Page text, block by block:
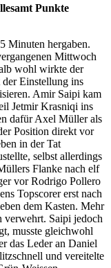
Punkte
Minuten hergaben.
Mittwoch
wohl wirkte der
Einstellung ins
Amir Saipi kam
Jetmir Krasniqi ins
dafür Axel Müller als
Position direkt vor
in der Tat
selbst allerdings
Flanke nach elf
vor Rodrigo Pollero
Topscorer erst nach
dem Kasten. Mehr
verwehrt. Saipi jedoch
musste gleichwohl
das Leder an Daniel
und vereitelte